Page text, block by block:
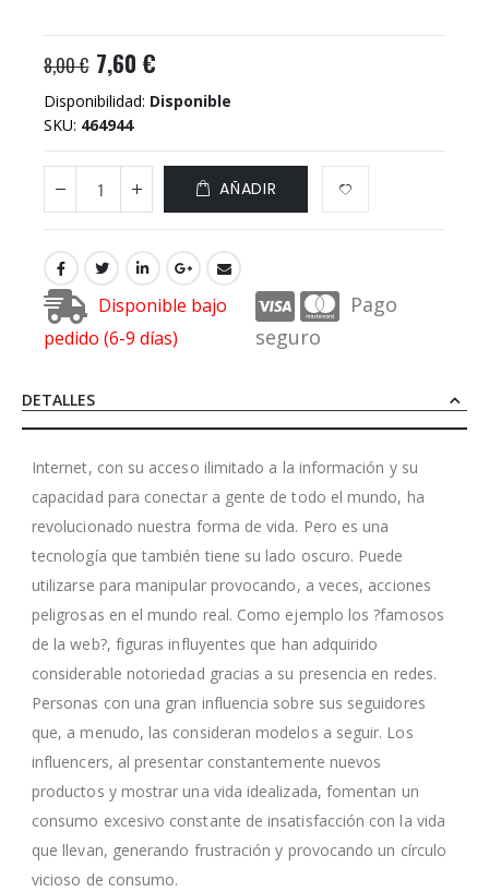
8,00 € 7,60 €
Disponibilidad: Disponible
SKU 464944
AÑADIR
Disponible bajo
pedido (6-9 días)
Pago
seguro
DETALLES
Internet, con su acceso ilimitado a la información y su
capacidad para conectar a gente de todo el mundo, ha
revolucionado nuestra forma de vida. Pero es una
tecnología que también tiene su lado oscuro. Puede
utilizarse para manipular provocando, a veces, acciones
peligrosas en el mundo real. Como ejemplo los ?famosos
de la web?, figuras influyentes que han adquirido
considerable notoriedad gracias a su presencia en redes.
Personas con una gran influencia sobre sus seguidores
que, a menudo, las consideran modelos a seguir. Los
influencers, al presentar constantemente nuevos
productos y mostrar una vida idealizada, fomentan un
consumo excesivo constante de insatisfacción con la vida
que llevan, generando frustración y provocando un círculo
vicioso de consumo.